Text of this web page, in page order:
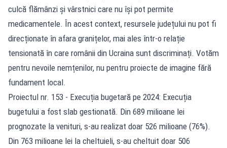
culcă flămânzi și vârstnici care nu își pot permite
medicamentele. În acest context, resursele județului nu pot fi
direcționate în afara granițelor, mai ales într-o relație
tensionată în care românii din Ucraina sunt discriminați. Votăm
pentru nevoile nemțenilor, nu pentru proiecte de imagine fără
fundament local.
Proiectul nr. 153 - Execuția bugetară pe 2024: Execuția
bugetului a fost slab gestionată. Din 689 milioane lei
prognozate la venituri, s-au realizat doar 526 milioane (76%).
Din 763 milioane lei la cheltuieli, s-au cheltuit doar 506